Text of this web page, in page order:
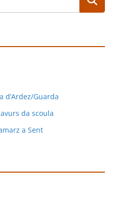
d’Ardez/Guarda
da scoula
a Sent